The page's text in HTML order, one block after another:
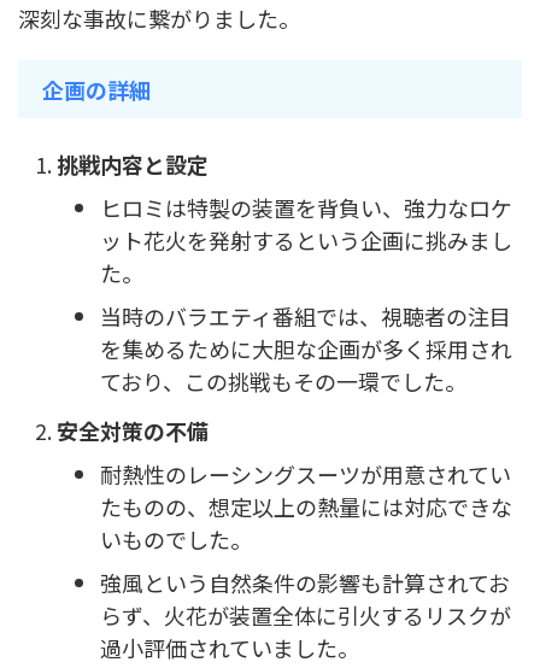
深刻な事故に繋がりました。
企画の詳細
挑戦内容と設定
ヒロミは特製の装置を背負い、強力なロケ
ット花火を発射するという企画に挑みまし
た。
当時のバラエティ番組では、視聴者の注目
を集めるために大胆な企画が多く採用され
ており、この挑戦もその一環でした。
安全対策の不備
耐熱性のレーシングスーツが用意されてい
たものの、想定以上の熱量には対応できな
いものでした。
強風という自然条件の影響も計算されてお
らず、火花が装置全体に引火するリスクが
過小評価されていました。